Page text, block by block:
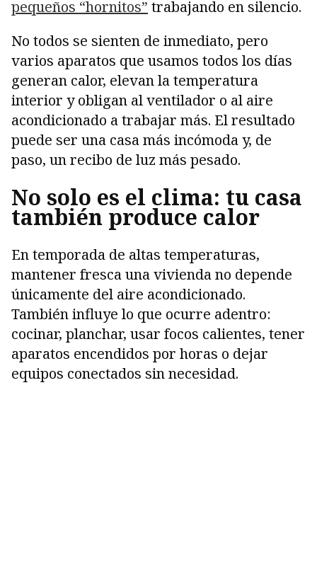
pequeños “hornitos” trabajando en silencio.
No todos se sienten de inmediato, pero
varios aparatos que usamos todos los días
generan calor, elevan la temperatura
interior y obligan al ventilador o al aire
acondicionado a trabajar más. El resultado
puede ser una casa más incómoda y, de
paso, un recibo de luz más pesado.
No solo es el clima: tu casa
también produce calor
En temporada de altas temperaturas,
mantener fresca una vivienda no depende
únicamente del aire acondicionado.
También influye lo que ocurre adentro:
cocinar, planchar, usar focos calientes, tener
aparatos encendidos por horas o dejar
equipos conectados sin necesidad.